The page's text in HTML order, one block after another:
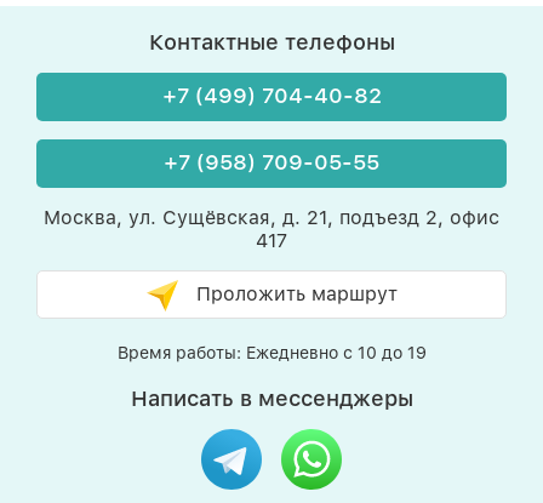
Контактные телефоны
+7 (499) 704-40-82
+7 (958) 709-05-55
Москва, ул. Сущёвская, д. 21, подъезд 2, офис
417
Проложить маршрут
Время работы: Ежедневно с 10 до 19
Написать в мессенджеры